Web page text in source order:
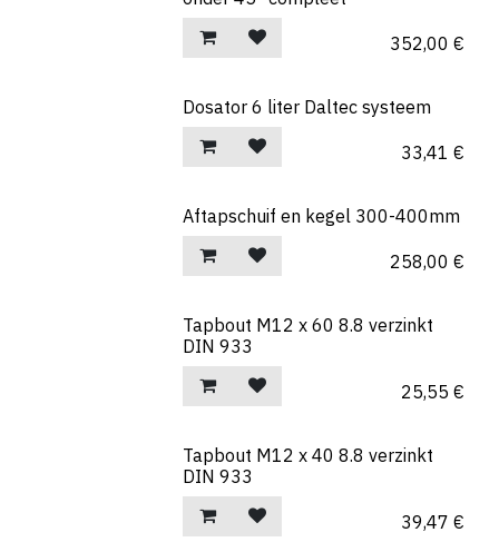
352,00 €
Dosator 6 liter Daltec systeem
33,41 €
Aftapschuif en kegel 300-400mm
258,00 €
Tapbout M12 x 60 8.8 verzinkt
DIN 933
25,55 €
Tapbout M12 x 40 8.8 verzinkt
DIN 933
39,47 €